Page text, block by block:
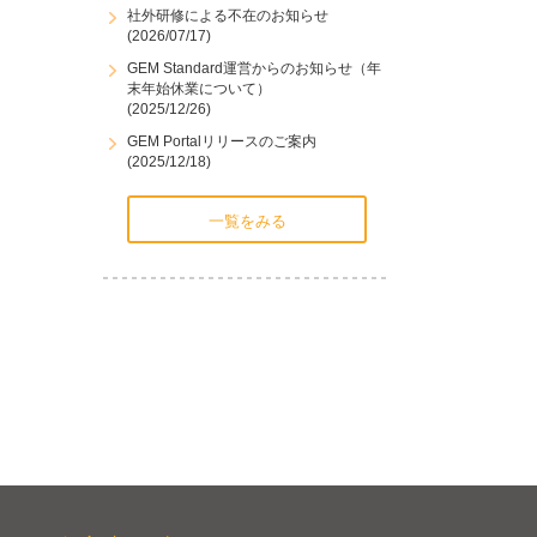
社外研修による不在のお知らせ
(2026/07/17)
GEM Standard運営からのお知らせ（年
末年始休業について）
(2025/12/26)
GEM Portalリリースのご案内
(2025/12/18)
一覧をみる